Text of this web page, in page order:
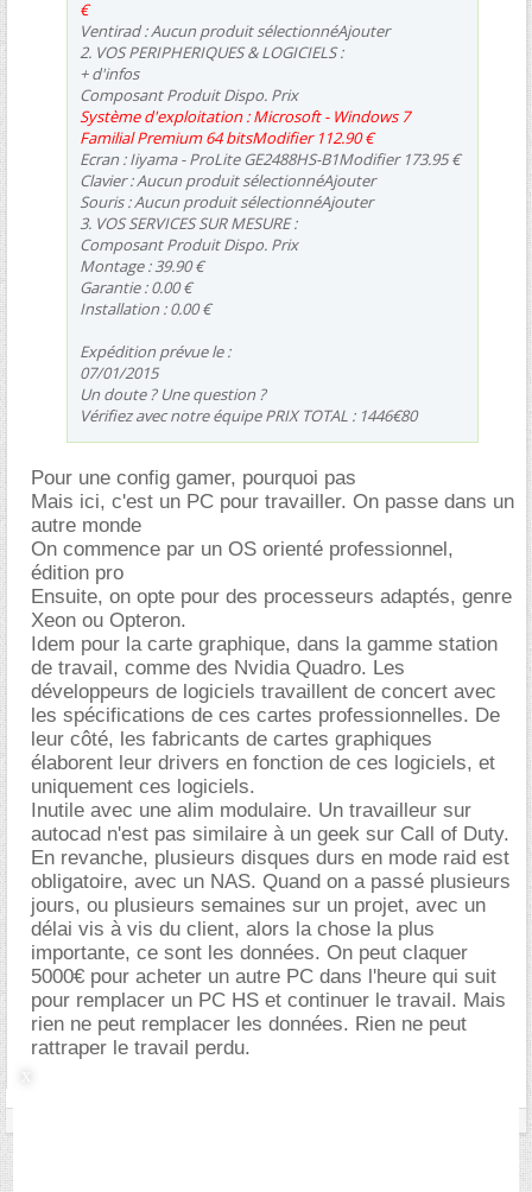
Ventirad : Aucun produit sélectionnéAjouter
2. VOS PERIPHERIQUES & LOGICIELS :
+ d'infos
Composant Produit Dispo. Prix
Système d'exploitation : Microsoft - Windows 7
Familial Premium 64 bitsModifier 112.90
Ecran : Iiyama - ProLite GE2488HS-B1Modifier 173.95
Clavier : Aucun produit sélectionnéAjouter
Souris : Aucun produit sélectionnéAjouter
3. VOS SERVICES SUR MESURE :
Composant Produit Dispo. Prix
Montage : 39.90
Garantie : 0.00
Installation : 0.00
Expédition prévue le :
07/01/2015
Un doute ? Une question ?
Vérifiez avec notre équipe PRIX TOTAL : 1446€80
Pour une config gamer, pourquoi pas
Mais ici, c'est un PC pour travailler. On passe dans un
autre monde
On commence par un OS orienté professionnel,
édition pro
Ensuite, on opte pour des processeurs adaptés, genre
Xeon ou Opteron.
Idem pour la carte graphique, dans la gamme station
de travail, comme des Nvidia Quadro. Les
développeurs de logiciels travaillent de concert avec
les spécifications de ces cartes professionnelles. De
leur côté, les fabricants de cartes graphiques
élaborent leur drivers en fonction de ces logiciels, et
uniquement ces logiciels.
Inutile avec une alim modulaire. Un travailleur sur
autocad n'est pas similaire à un geek sur Call of Duty.
En revanche, plusieurs disques durs en mode raid est
obligatoire, avec un NAS. Quand on a passé plusieurs
jours, ou plusieurs semaines sur un projet, avec un
délai vis à vis du client, alors la chose la plus
importante, ce sont les données. On peut claquer
5000€ pour acheter un autre PC dans l'heure qui suit
pour remplacer un PC HS et continuer le travail. Mais
rien ne peut remplacer les données. Rien ne peut
rattraper le travail perdu.